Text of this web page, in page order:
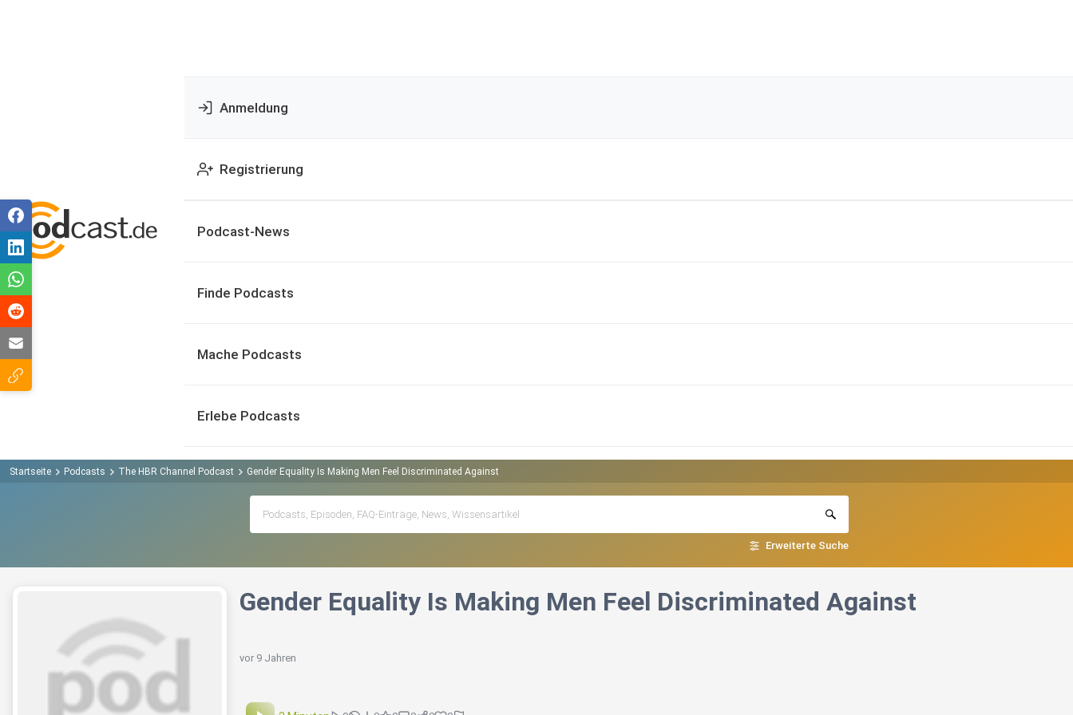
Anmeldung
Registrierung
Podcast-News
Finde Podcasts
Mache Podcasts
Erlebe Podcasts
Startseite Podcasts The HBR Channel Podcast Gender Equality Is Making Men Feel Discriminated Against
Erweiterte Suche
Gender Equality Is Making Men Feel Discriminated Against
vor 9 Jahren